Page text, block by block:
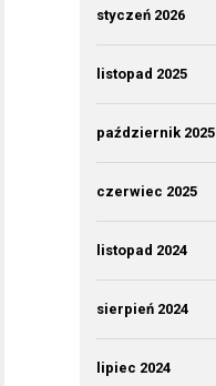
styczeń 2026
listopad 2025
październik 2025
czerwiec 2025
listopad 2024
sierpień 2024
lipiec 2024